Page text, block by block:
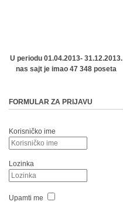
U periodu 01.04.2013- 31.12.2013.
nas sajt je imao 47 348 poseta
FORMULAR ZA PRIJAVU
Korisničko ime
Lozinka
Upamti me